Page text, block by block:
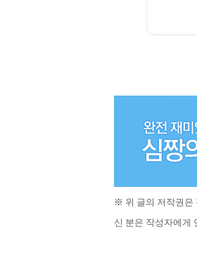
※ 위 글의 저작권은
신 분은 작성자에게